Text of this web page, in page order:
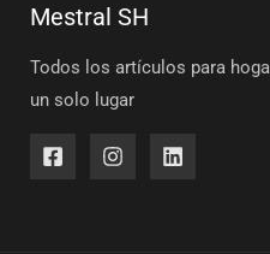
Mestral SH
Todos los artículos para
un solo lugar